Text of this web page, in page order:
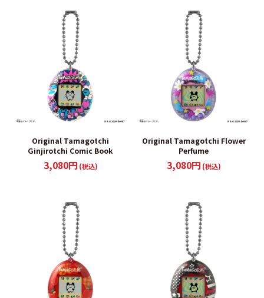
Original Tamagotchi
Ginjirotchi Comic Book
3,080円 (税込)
Original Tamagotchi Flower
Perfume
3,080円 (税込)